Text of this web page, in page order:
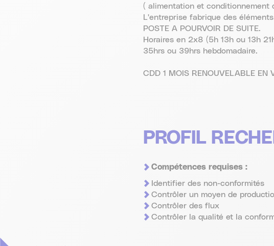
( alimentation et conditionnement
L'entreprise fabrique des
POSTE A POURVOIR DE SUITE.
Horaires en 2x8 (5h 13h ou 13h
35hrs ou 39hrs hebdomadaire.
CDD 1 MOIS RENOUVELABLE EN
PROFIL
Compétences requises :
Identifier des non-conformités
Contrôler un moyen de
Contrôler des flux
Contrôler la qualité et la